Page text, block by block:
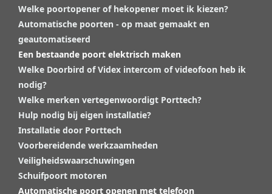
Welke poortopener of hekopener moet ik kiezen?
Automatische poorten - op maat gemaakt en
geautomatiseerd
Een bestaande poort elektrisch maken
Welke Doorbird of Videx intercom of videofoon heb ik
nodig?
Welke merken vertegenwoordigt Porttech?
Hulp nodig bij eigen installatie?
Installatie door Porttech
Voorbereidende werkzaamheden
Veiligheidswaarschuwingen
Schuifpoort motoren
Automatische poort openen met telefoon